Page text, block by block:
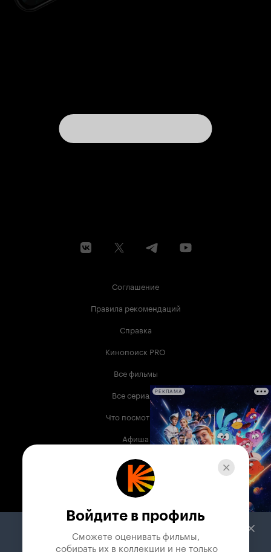
Соглашение
Правила рекомендаций
Справка
Кинопоиск PRO
Все фильмы
Все сериалы
Что посмотреть
Афиша
Музыка
Телепрограмма
Служба поддержки
РЕКЛАМА
Войдите в профиль
Сможете оценивать фильмы,
собирать их в коллекции и не только